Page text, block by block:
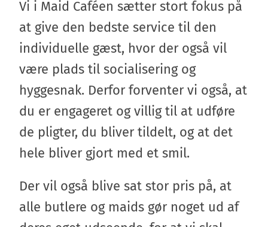
Vi i Maid Caféen sætter stort fokus på
at give den bedste service til den
individuelle gæst, hvor der også vil
være plads til socialisering og
hyggesnak. Derfor forventer vi også, at
du er engageret og villig til at udføre
de pligter, du bliver tildelt, og at det
hele bliver gjort med et smil.
Der vil også blive sat stor pris på, at
alle butlere og maids gør noget ud af